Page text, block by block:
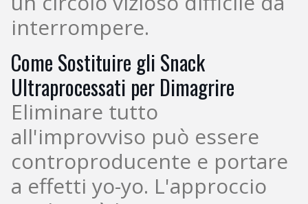
interrompere.
Come Sostituire gli Snack
Ultraprocessati per Dimagrire
Eliminare tutto
all'improvviso può essere
controproducente e portare
a effetti yo-yo. L'approccio